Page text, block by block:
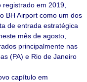
registrado em 2019,
BH Airport como um dos
de entrada estratégica
mês de agosto,
principalmente nas
(PA) e Rio de Janeiro
capítulo em